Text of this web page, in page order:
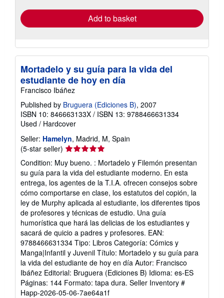
Add to basket
Mortadelo y su guía para la vida del
estudiante de hoy en día
Francisco Ibáñez
Published by Bruguera (Ediciones B), 2007
ISBN 10: 846663133X / ISBN 13: 9788466631334
Used / Hardcover
Seller: Hamelyn, Madrid, M, Spain
(5-star seller) Seller
rating
5
out
of
5
stars
Condition: Muy bueno. : Mortadelo y Filemón presentan
su guía para la vida del estudiante moderno. En esta
entrega, los agentes de la T.I.A. ofrecen consejos sobre
cómo comportarse en clase, los estatutos del copión, la
ley de Murphy aplicada al estudiante, los diferentes tipos
de profesores y técnicas de estudio. Una guía
humorística que hará las delicias de los estudiantes y
sacará de quicio a padres y profesores. EAN:
9788466631334 Tipo: Libros Categoría: Cómics y
Manga|Infantil y Juvenil Título: Mortadelo y su guía para
la vida del estudiante de hoy en día Autor: Francisco
Ibáñez Editorial: Bruguera (Ediciones B) Idioma: es-ES
Páginas: 144 Formato: tapa dura. Seller Inventory #
Happ-2026-05-06-7ae64a1f